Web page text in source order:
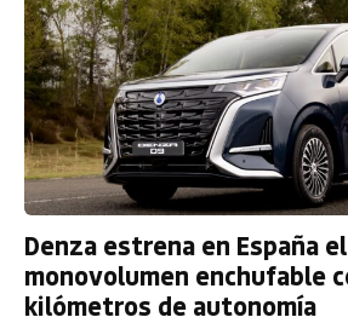
Denza estrena en España
monovolumen enchufable
kilómetros de autonomía